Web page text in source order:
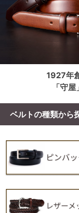
1927年
「守
ベルトの種類から